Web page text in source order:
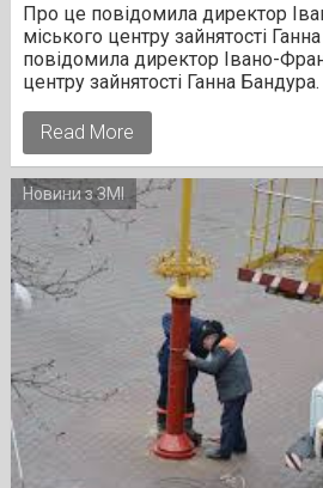
Про це повідомила директор
міського центру зайнятості
повідомила директор Івано-
центру зайнятості Ганна
Read More
Новини з ЗМІ